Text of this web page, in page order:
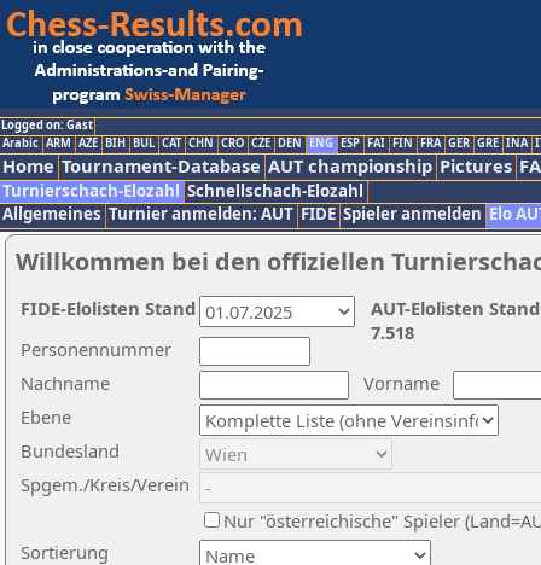
Logged on: Gast
Arabic ARM AZE BIH BUL CAT CHN CRO CZE DEN ENG ESP FAI FIN FRA GER GRE INA
Home Tournament-Database AUT championship Pictures
Turnierschach-Elozahl Schnellschach-Elozahl
Allgemeines Turnier anmelden: AUT FIDE Spieler anmelden Elo
Willkommen bei den offiziellen
Nachname
Vorname
Ebene
Sortierung
Personennummer
Bundesland
Spgem./Kreis/Verein
Nur "österreichische" Spieler
AUT-Elolisten
7.518
FIDE-Elolisten Stand